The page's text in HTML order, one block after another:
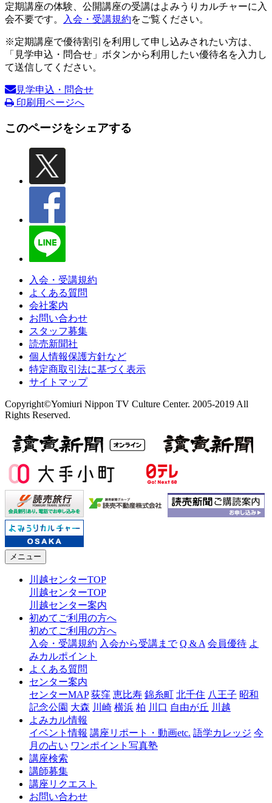
定期講座の体験、公開講座の受講はよみうりカルチャーに入
会不要です。
入会・受講規約をご覧ください。
※定期講座で優待割引を利用して申し込みされたい方は、
「見学申込・問合せ」ボタンから利用したい優待名を入力し
て送信してください。
見学申込・問合せ
印刷用ページへ
このページをシェアする
入会・受講規約
よくある質問
会社案内
お問い合わせ
スタッフ募集
読売新聞社
個人情報保護方針など
特定商取引法に基づく表示
サイトマップ
Copyright©Yomiuri Nippon TV Culture Center. 2005-2019 All
Rights Reserved.
メニュー
川越センターTOP
川越センターTOP
川越センター案内
初めてご利用の方へ
初めてご利用の方へ
入会・受講規約 入会から受講まで Q & A 会員優待 よ
みカルポイント
よくある質問
センター案内
センターMAP 荻窪 恵比寿 錦糸町 北千住 八王子 昭和
記念公園 大森 川崎 横浜 柏 川口 自由が丘 川越
よみカル情報
イベント情報 講座リポート・動画etc. 語学カレッジ 今
月の占い ワンポイント写真塾
講座検索
講師募集
講座リクエスト
お問い合わせ